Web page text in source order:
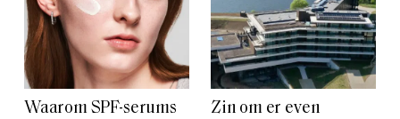
Waarom SPF-serums
Zin om er even